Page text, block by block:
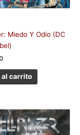
Miedo Y Odio (DC
al carrito